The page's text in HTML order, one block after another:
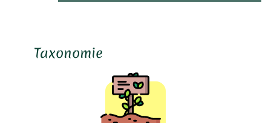
Taxonomie